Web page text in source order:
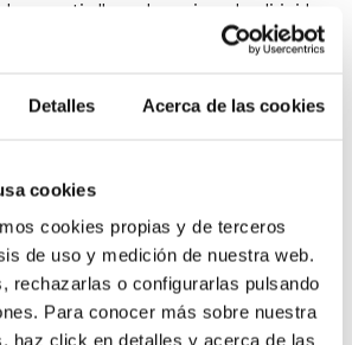
Detalles Acerca de las cookies
cookies
cookies propias y de terceros
de uso y medición de nuestra web.
rechazarlas o configurarlas pulsando
Para conocer más sobre nuestra
haz click en detalles y acerca de las
repartir llamadas, sino de dirigirlas
técnica compleja llega a un
llamada aumenta. En cambio,
la resolución en primer contacto
.
complejas, una solución decloud
smart routing
ayuda a distribuir
entre canales de forma más